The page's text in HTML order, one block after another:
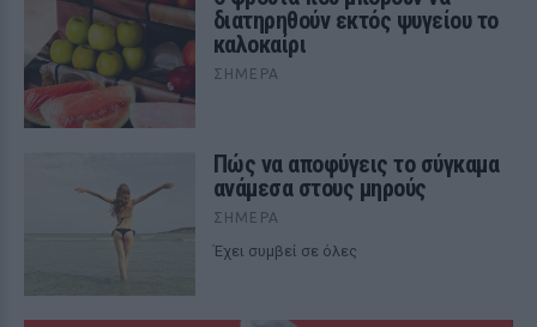
διατηρηθούν εκτός ψυγείου το
καλοκαίρι
ΣΉΜΕΡΑ
Πώς να αποφύγεις το σύγκαμα
ανάμεσα στους μηρούς
ΣΉΜΕΡΑ
Έχει συμβεί σε όλες